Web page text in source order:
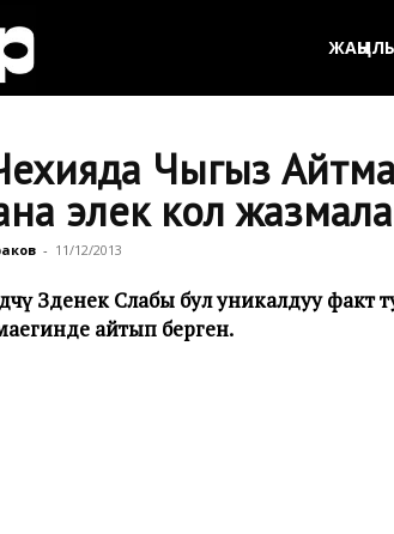
Кыргызстан
Чыңгыз
элек кол
- 11/12/2013
Зденек Слабы бул уникалдуу факт
айтып берген.